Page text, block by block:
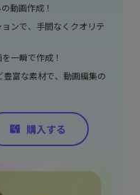
動画作成！
ンで、手間なくクオリテ
一瞬で作成！
富な素材で、動画編集の